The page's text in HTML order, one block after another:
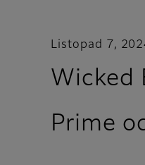
Listopad 7,
Wicked
Prime